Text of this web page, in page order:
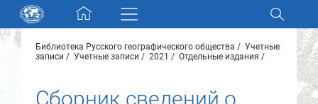
Skip navigation
Разделы и коллекции
Электронный каталог
Библиотека Русского географического общества
Учетные
записи
Учетные записи 2021 Отдельные издания
Сборник сведений о